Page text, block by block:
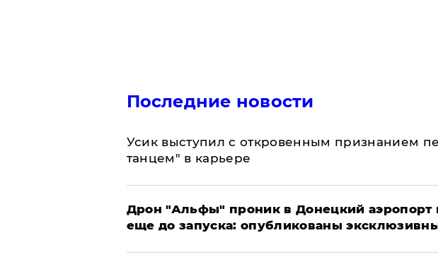
Последние новости
Усик выступил с откровенным признанием
танцем" в карьере
Дрон "Альфы" проник в Донецкий
еще до запуска: опубликованы